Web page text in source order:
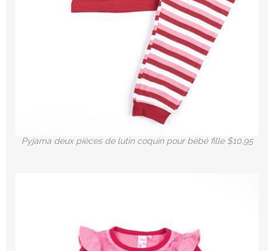
Pyjama deux pièces de lutin coquin pour bébé fille $10,95